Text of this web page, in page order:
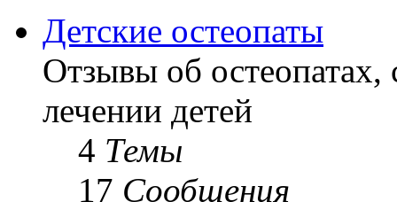
Детские остеопаты
Отзывы об
лечении детей
4 Темы
17 Сообщения